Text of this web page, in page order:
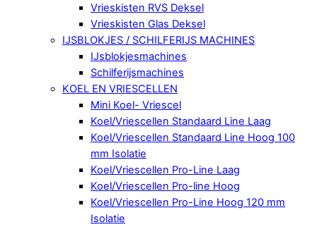
Vrieskisten RVS Deksel
Vrieskisten Glas Deksel
IJSBLOKJES / SCHILFERIJS MACHINES
IJsblokjesmachines
Schilferijsmachines
KOEL EN VRIESCELLEN
Mini Koel- Vriescel
Koel/Vriescellen Standaard Line Laag
Koel/Vriescellen Standaard Line Hoog 100
mm Isolatie
Koel/Vriescellen Pro-Line Laag
Koel/Vriescellen Pro-line Hoog
Koel/Vriescellen Pro-Line Hoog 120 mm
Isolatie